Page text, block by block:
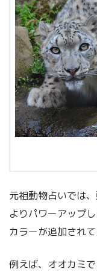
元祖動物占いでは、
よりパワーアップ
カラーが追加されて
例えば、オオカミで